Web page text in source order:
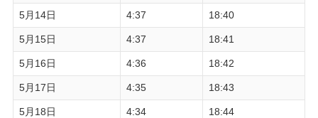
5月14日 4:37 18:40
5月15日 4:37 18:41
5月16日 4:36 18:42
5月17日 4:35 18:43
5月18日 4:34 18:44